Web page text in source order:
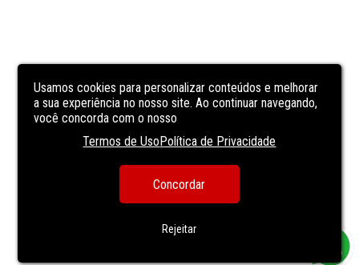
Usamos cookies para personalizar conteúdos e melhorar
a sua experiência no nosso site. Ao continuar navegando,
você concorda com o nosso
Termos de UsoPolítica de Privacidade
Concordar
Rejeitar